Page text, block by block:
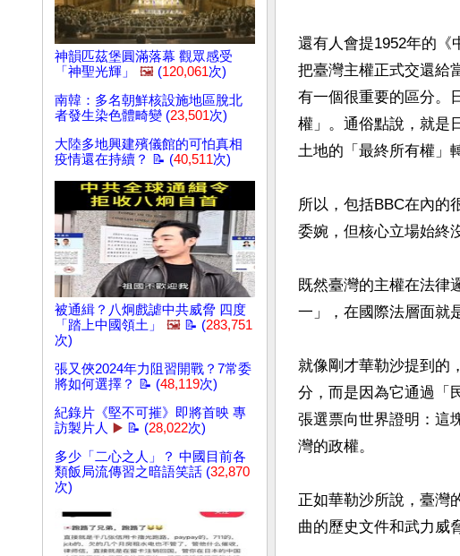
神韻匹茲堡圓滿落幕 觀眾感受
「神聖光輝」
🖼️ (120,061次)
南韓：多名朝鮮核設施地區脫北
者發生染色體畸變 (23,501次)
大陸多地興建殯儀館的可怕真相
疫情還在持續？ 📝 (40,511次)
被通緝？八炯戲謔中共威脅 四度
「踏上中國領土」
🖼️ 📝 (283,751
次)
張又俠2024年力阻習開戰？7常委
將如何選擇？ 📝 (48,119次)
紀錄片《堅不可摧》即將首映 專
訪製片人 ▶️ 📝 (28,022次)
多少「二心之人」？ 中國目前各
類飯局流傳習之暗語笑話 (32,870
次)
還有人會提1952年的《
把臺灣主權正式交還給
有一個很重要的區分。
權」。通俗點說，就是
土地的「最終所有權」
所以，包括BBC在內的
委婉，但核心立場始終
既然臺灣的主權在法律
一」，在國際法層面就
就像剛才華勒沙提到的
分，而是因為它通過「
張選票向世界證明：這
灣的政權。
正如華勒沙所說，臺灣
曲的歷史文件和武力威